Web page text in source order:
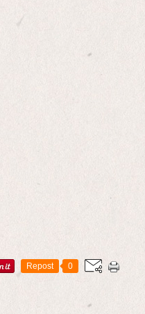
Repost 0